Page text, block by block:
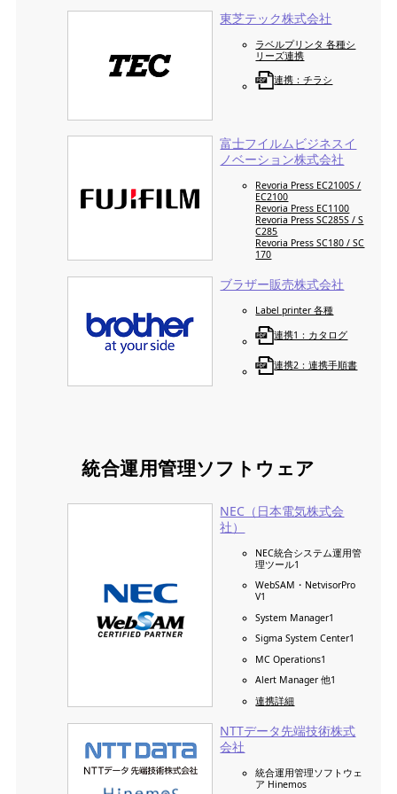
東芝テック株式会社
ラベルプリンタ 各種シ
リーズ連携
連携：チラシ
富士フイルムビジネスイ
ノベーション株式会社
Revoria Press EC2100S /
EC2100
Revoria Press EC1100
Revoria Press SC285S / S
C285
Revoria Press SC180 / SC
170
ブラザー販売株式会社
Label printer 各種
連携1：カタログ
連携2：連携手順書
統合運用管理ソフトウェア
NEC（日本電気株式会
社）
NEC統合システム運用管
理ツール1
WebSAM・NetvisorPro
V1
System Manager1
Sigma System Center1
MC Operations1
Alert Manager 他1
連携詳細
NTTデータ先端技術株式
会社
統合運用管理ソフトウェ
ア Hinemos